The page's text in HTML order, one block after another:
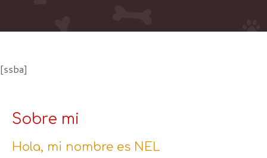
[ssba]
Sobre mi
Hola, mi nombre es NEL